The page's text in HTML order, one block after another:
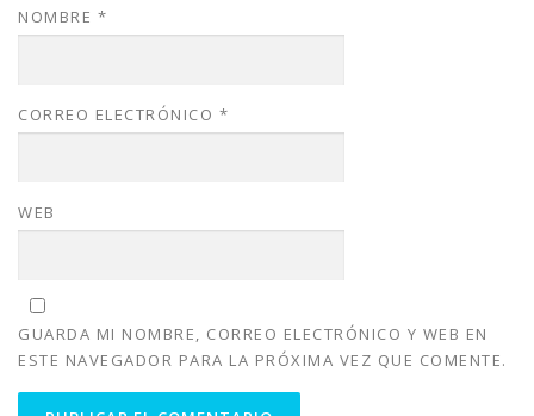
NOMBRE *
CORREO ELECTRÓNICO *
WEB
GUARDA MI NOMBRE, CORREO ELECTRÓNICO Y WEB EN
ESTE NAVEGADOR PARA LA PRÓXIMA VEZ QUE COMENTE.